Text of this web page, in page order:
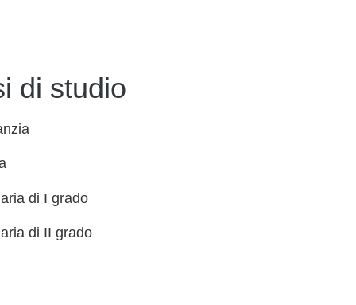
di studio
di I grado
di II grado